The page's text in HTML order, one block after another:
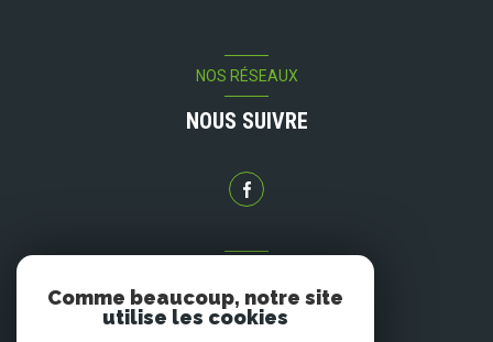
NOS RÉSEAUX
NOUS SUIVRE
NOUS ADHÉRONS
Comme beaucoup, notre site
utilise les cookies